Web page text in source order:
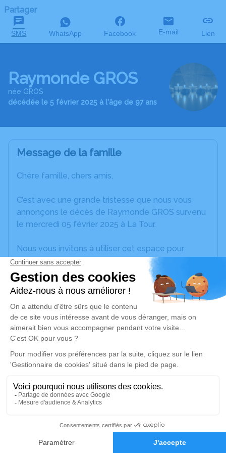
Faire-part Hommages
Partager
SMS WhatsApp Facebook E-mail Lien
Raymonde GROS
née GROS
décédée le 5 février 2025 à l'âge de 97 ans
Message de la famille
Chère famille, chers amis,
C’est avec une grande tristesse que nous vous
annonçons le décès de Raymonde GROS survenu
le mercredi 05 février 2025 à La Tour.
Nous vous invitons à utiliser cet espace pour
laisser vos condoléances, partager des photos
souvenirs, une anecdote ou exprimer vos pensées
à travers des poèmes ou des textes. Cet endroit
est un lieu d'expression dédié à honorer la
mémoire de Raymonde GROS.
Un service de plantation d’arbre hommage est
disponible ici
Cérémonie religieuse
Église Saint-Jean Baptiste de Saint-Jean-de-
Tholome